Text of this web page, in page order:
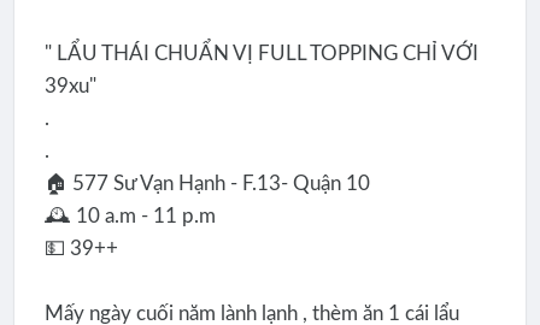
" LẨU THÁI CHUẨN VỊ FULL TOPPING CHỈ VỚI
39xu"
.
.
🏠 577 Sư Vạn Hạnh - F.13- Quận 10
🕰 10 a.m - 11 p.m
💵 39++
Mấy ngày cuối năm lành lạnh , thèm ăn 1 cái lẩu